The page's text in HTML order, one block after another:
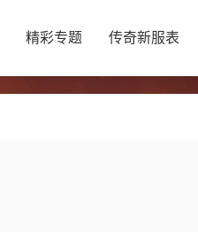
精彩专题 传奇新服表